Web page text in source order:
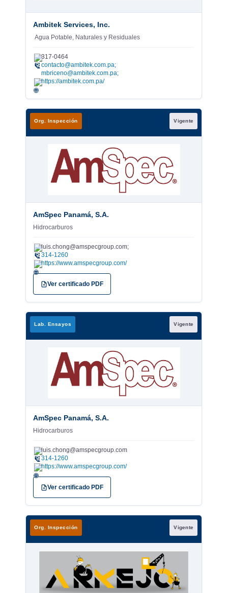
Ambitek Services, Inc.
Agua Potable, Naturales y Residuales
317-0464
✉ contacto@ambitek.com.pa;
mbriceno@ambitek.com.pa;
https://ambitek.com.pa/
Org. Inspección Vigente
AmSpec Panamá, S.A.
Hidrocarburos
luis.chong@amspecgroup.com;
✉ 314-1260
https://www.amspecgroup.com/
Ver certificado PDF
Lab. Ensayos Vigente
AmSpec Panamá, S.A.
Hidrocarburos
luis.chong@amspecgroup.com
✉ 314-1260
https://www.amspecgroup.com/
Ver certificado PDF
Org. Inspección Vigente